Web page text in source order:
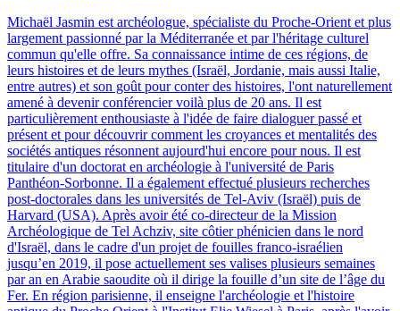
Michaël Jasmin est archéologue, spécialiste du Proche-Orient et plus
largement passionné par la Méditerranée et par l'héritage culturel
commun qu'elle offre. Sa connaissance intime de ces régions, de
leurs histoires et de leurs mythes (Israël, Jordanie, mais aussi Italie,
entre autres) et son goût pour conter des histoires, l'ont naturellement
amené à devenir conférencier voilà plus de 20 ans. Il est
particulièrement enthousiaste à l'idée de faire dialoguer passé et
présent et pour découvrir comment les croyances et mentalités des
sociétés antiques résonnent aujourd'hui encore pour nous. Il est
titulaire d'un doctorat en archéologie à l'université de Paris
Panthéon-Sorbonne. Il a également effectué plusieurs recherches
post-doctorales dans les universités de Tel-Aviv (Israël) puis de
Harvard (USA). Après avoir été co-directeur de la Mission
Archéologique de Tel Achziv, site côtier phénicien dans le nord
d'Israël, dans le cadre d'un projet de fouilles franco-israélien
jusqu’en 2019, il pose actuellement ses valises plusieurs semaines
par an en Arabie saoudite où il dirige la fouille d’un site de l’âge du
Fer. En région parisienne, il enseigne l'archéologie et l'histoire